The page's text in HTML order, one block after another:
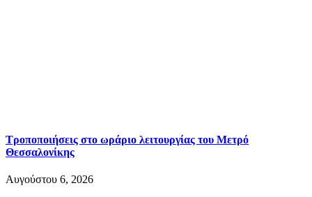
Τροποποιήσεις στο ωράριο λειτουργίας του Μετρό
Θεσσαλονίκης
Αυγούστου 6, 2026